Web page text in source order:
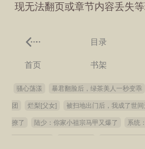
现无法翻页或章节内容丢失等
目录
首页 书架
骚心荡漾 暴君翻脸后，绿茶美人一秒变乖
团 烂梨[父女] 被扫地出门后，我成了世间
撩了 陆少：你家小祖宗马甲又爆了 系统